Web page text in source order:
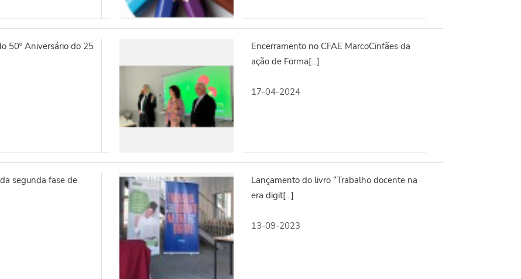
50º Aniversário do 25
Encerramento no CFAE MarcoCinfães da
ação de Forma[...]
17-04-2024
segunda fase de
Lançamento do livro “Trabalho docente na
era digit[...]
13-09-2023